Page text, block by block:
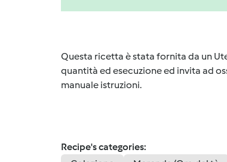
Questa ricetta è stata fornita da un
quantità ed esecuzione ed invita ad
manuale istruzioni.
Recipe's categories: